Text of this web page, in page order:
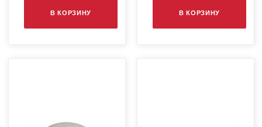
В КОРЗИНУ В КОРЗИНУ